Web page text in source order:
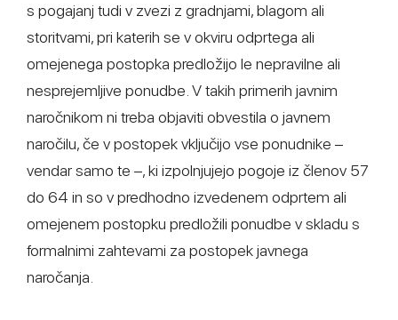
s pogajanj tudi v zvezi z gradnjami, blagom ali
storitvami, pri katerih se v okviru odprtega ali
omejenega postopka predložijo le nepravilne ali
nesprejemljive ponudbe. V takih primerih javnim
naročnikom ni treba objaviti obvestila o javnem
naročilu, če v postopek vključijo vse ponudnike –
vendar samo te –, ki izpolnjujejo pogoje iz členov 57
do 64 in so v predhodno izvedenem odprtem ali
omejenem postopku predložili ponudbe v skladu s
formalnimi zahtevami za postopek javnega
naročanja.